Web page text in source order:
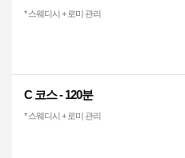
* 스웨디시 + 로미 관리
C 코스 - 120분
* 스웨디시 + 로미 관리